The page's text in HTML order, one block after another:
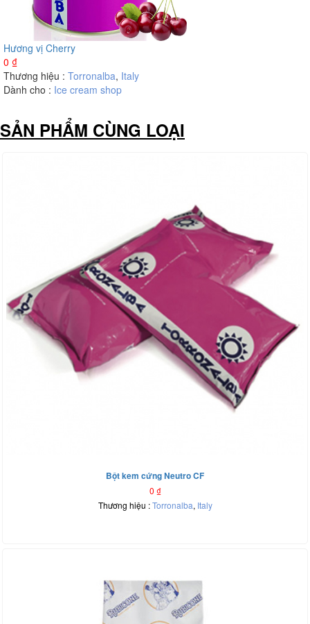
Hương vị Cherry
0 ₫
Thương hiệu : Torronalba, Italy
Dành cho : Ice cream shop
SẢN PHẨM CÙNG LOẠI
Bột kem cứng Neutro CF
0 ₫
Thương hiệu :Torronalba, Italy